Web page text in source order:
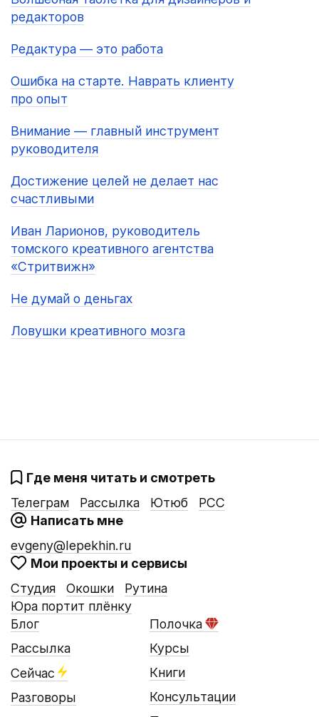
редакторов
Редактура — это работа
Ошибка на старте. Наврать клиенту
про опыт
Внимание — главный инструмент
руководителя
Достижение целей не делает нас
счастливыми
Иван Ларионов, руководитель
томского креативного агентства
«Стритвижн»
Не думай о деньгах
Ловушки креативного мозга
Где меня читать и смотреть
Телеграм
Рассылка Ютюб
РСС
Написать мне
evgeny@lepekhin.ru
Мои проекты и сервисы
Студия
Окошки
Юра портит плёнку
Рутина
Блог
Рассылка
Сейчас
Разговоры
Полочка
Курсы
Книги
Консультации